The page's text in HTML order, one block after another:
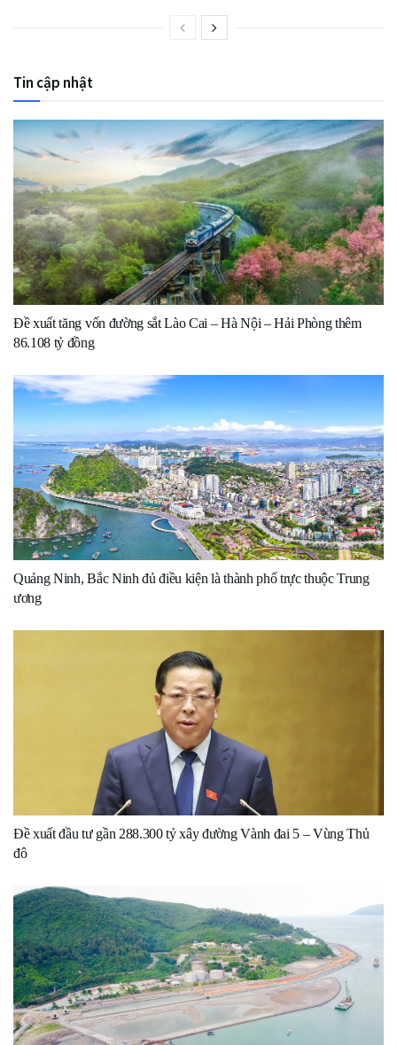
Tin cập nhật
Đề xuất tăng vốn đường sắt Lào Cai – Hà Nội – Hải Phòng thêm
86.108 tỷ đồng
Quảng Ninh, Bắc Ninh đủ điều kiện là thành phố trực thuộc Trung
ương
Đề xuất đầu tư gần 288.300 tỷ xây đường Vành đai 5 – Vùng Thủ
đô